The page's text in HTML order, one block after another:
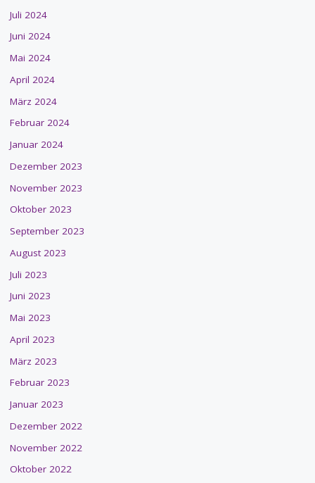
Juli 2024
Juni 2024
Mai 2024
April 2024
März 2024
Februar 2024
Januar 2024
Dezember 2023
November 2023
Oktober 2023
September 2023
August 2023
Juli 2023
Juni 2023
Mai 2023
April 2023
März 2023
Februar 2023
Januar 2023
Dezember 2022
November 2022
Oktober 2022